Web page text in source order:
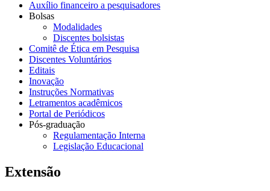
Auxílio financeiro a pesquisadores
Bolsas
Modalidades
Discentes bolsistas
Comitê de Ética em Pesquisa
Discentes Voluntários
Editais
Inovação
Instruções Normativas
Letramentos acadêmicos
Portal de Periódicos
Pós-graduação
Regulamentação Interna
Legislação Educacional
Extensão